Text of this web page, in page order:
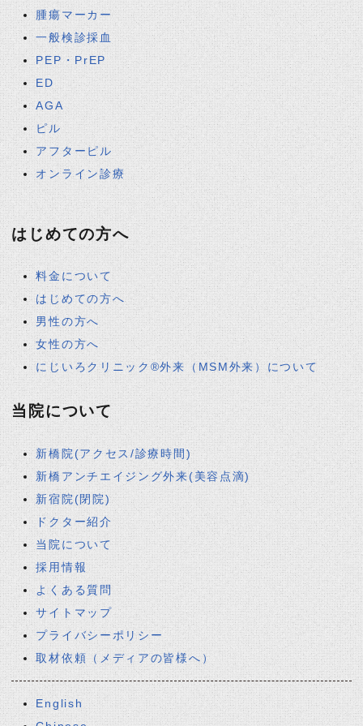
腫瘍マーカー
一般検診採血
PEP・PrEP
ED
AGA
ピル
アフターピル
オンライン診療
はじめての方へ
料金について
はじめての方へ
男性の方へ
女性の方へ
にじいろクリニック®外来（MSM外来）について
当院について
新橋院(アクセス/診療時間)
新橋アンチエイジング外来(美容点滴)
新宿院(閉院)
ドクター紹介
当院について
採用情報
よくある質問
サイトマップ
プライバシーポリシー
取材依頼（メディアの皆様へ）
English